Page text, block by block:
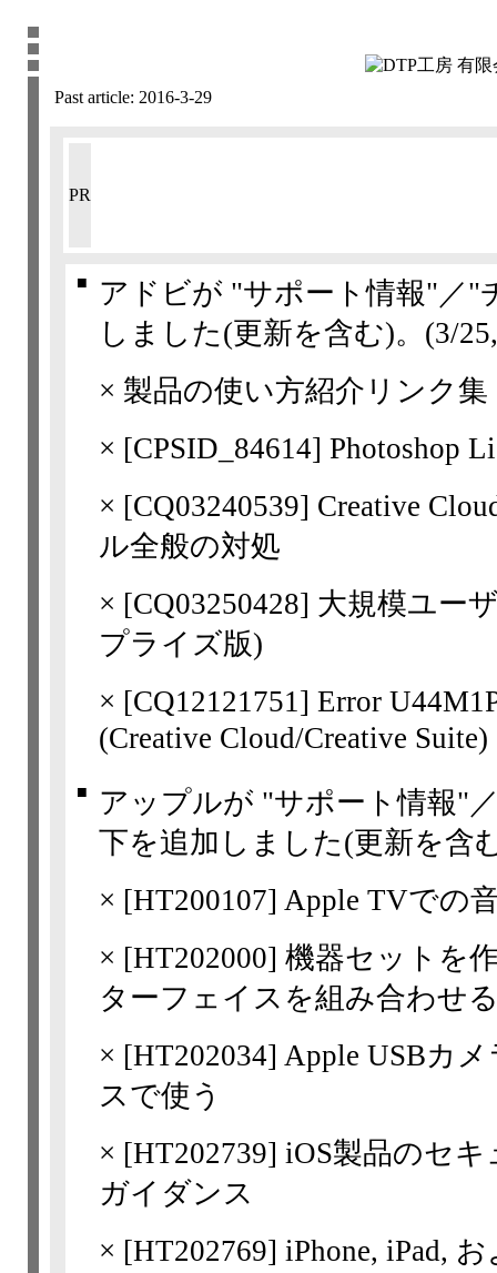
Past article: 2016-3-29
PR
■
アドビが "サポート情報"／"
しました(更新を含む)。 (3/
× 製品の使い方紹介リンク集
× [CPSID_84614] Photoshop
× [CQ03240539] Creative
ル全般の対処
× [CQ03250428] 大規模ユー
プライズ版)
× [CQ12121751] Error
(Creative Cloud/Creative Suite)
■
アップルが "サポート情報"
下を追加しました(更新を含
× [HT200107] Apple TVでの
× [HT202000] 機器セットを
ターフェイスを組み合わせ
× [HT202034] Apple USBカ
スで使う
× [HT202739] iOS製品のセ
ガイダンス
× [HT202769] iPhone, iPad,